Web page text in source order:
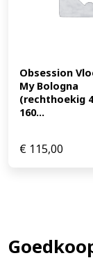
Obsession
My Bologna
(rechthoekig
160...
€ 115,00